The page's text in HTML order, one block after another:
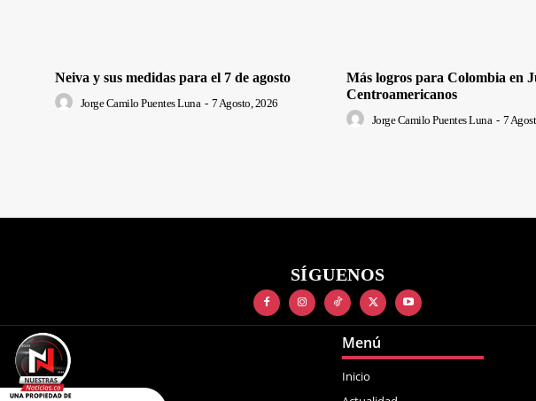
Neiva y sus medidas para el 7 de agosto
Jorge Camilo Puentes Luna - 7 Agosto, 2026
Más logros para Colombia en
Centroamericanos
Jorge Camilo Puentes Luna - 7
SÍGUENOS
Menú
Inicio